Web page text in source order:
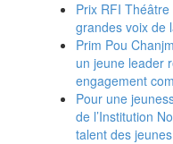
Prix RFI
grandes voix de
Prim Pou
un jeune leader
engagement
Pour une
de l’Institution
talent des jeunes